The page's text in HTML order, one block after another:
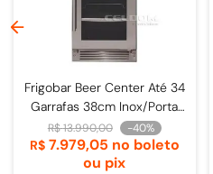
Frigobar Beer Center Até 34
Garrafas 38cm Inox/Porta
de Vidro - 4093840009
R$13.990,00 -40%
R$ 7.979,05 no boleto
ou pix